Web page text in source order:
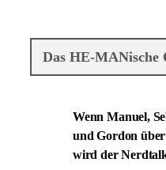
Das HE-MANische
Wenn Manuel,
und Gordon
wird der